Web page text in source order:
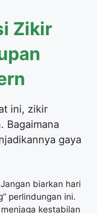
Zikir
ini, zikir
Bagaimana
gaya
biarkan hari
perlindungan ini.
kestabilan